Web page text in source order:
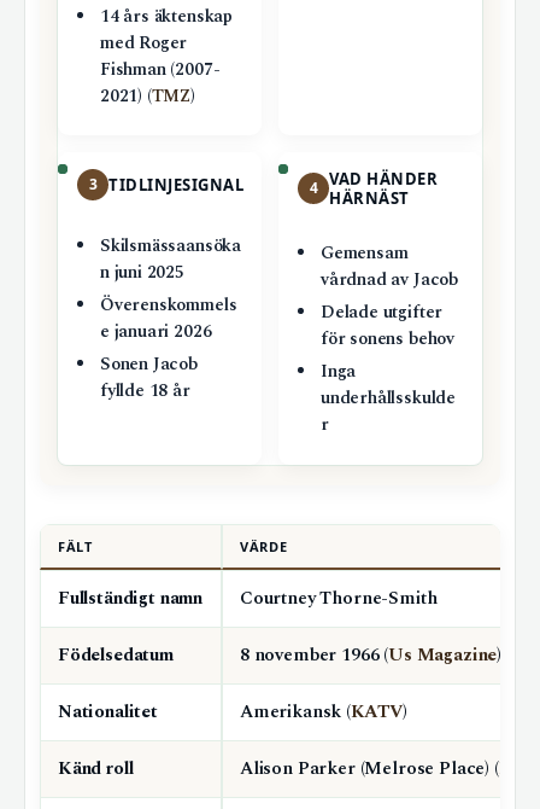
14 års äktenskap
med Roger
Fishman (2007-
2021) (TMZ)
3 TIDLINJESIGNAL
Skilsmässaansöka
n juni 2025
Överenskommels
e januari 2026
Sonen Jacob
fyllde 18 år
4 VAD HÄNDER
HÄRNÄST
Gemensam
vårdnad av Jacob
Delade utgifter
för sonens behov
Inga
underhållsskulde
r
FÄLT VÄRDE
Fullständigt namn Courtney Thorne-Smith
Födelsedatum 8 november 1966 (Us Magazine)
Nationalitet Amerikansk (KATV)
Känd roll Alison Parker (Melrose Place) (